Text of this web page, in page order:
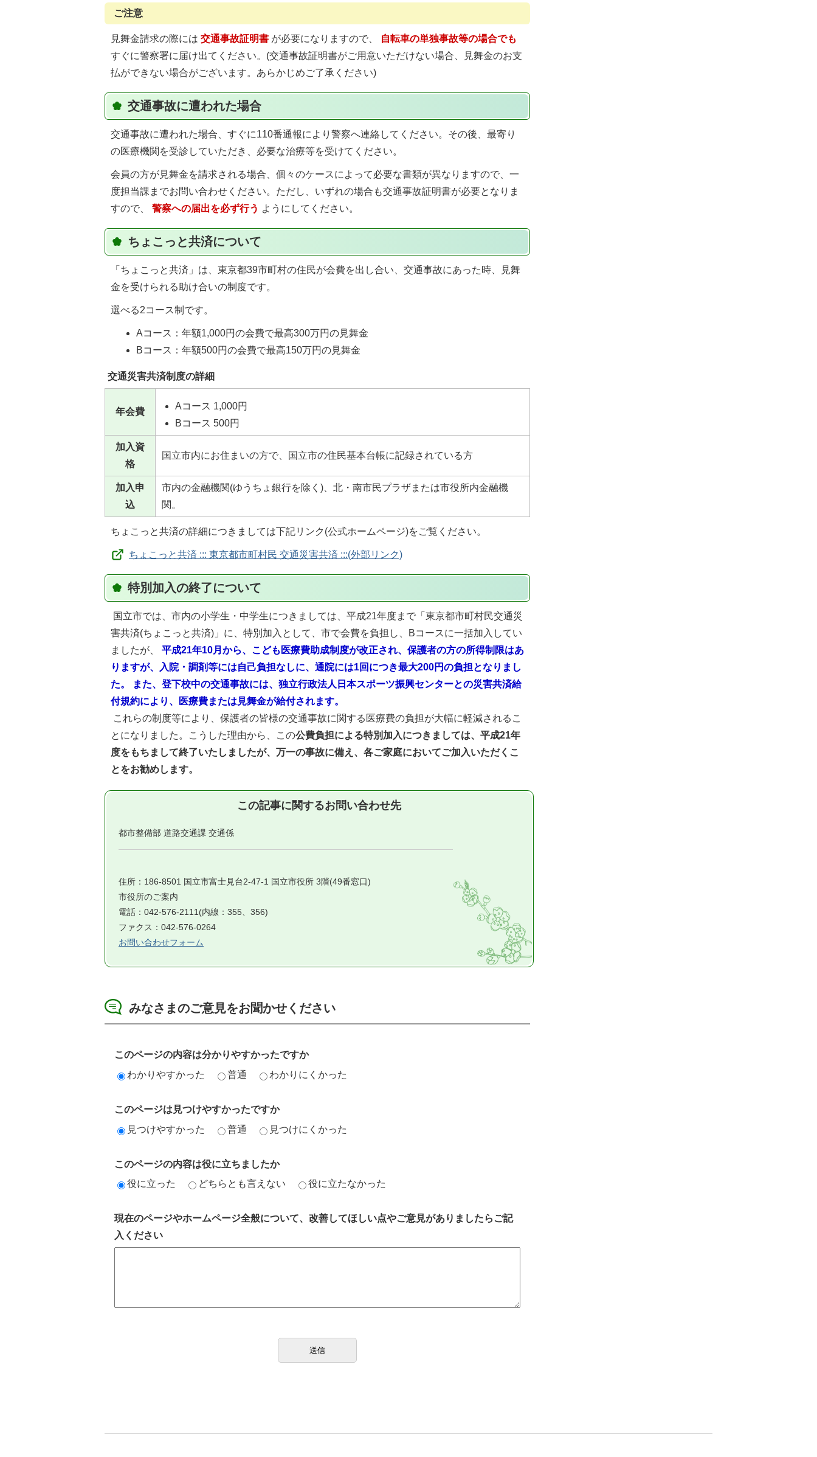
ご注意
見舞金請求の際には 交通事故証明書 が必要になりますので、
自転車の単独事故等の場合でも
すぐに警察署に届け出てください。(交通事故証明書がご用意いただけない場合、見舞金のお支
払ができない場合がございます。あらかじめご了承ください)
交通事故に遭われた場合
交通事故に遭われた場合、すぐに110番通報により警察へ連絡してください。その後、最寄り
の医療機関を受診していただき、必要な治療等を受けてください。
会員の方が見舞金を請求される場合、個々のケースによって必要な書類が異なりますので、一
度担当課までお問い合わせください。ただし、いずれの場合も交通事故証明書が必要となりま
すので、 警察への届出を必ず行う ようにしてください。
ちょこっと共済について
「ちょこっと共済」は、東京都39市町村の住民が会費を出し合い、交通事故にあった時、見舞
金を受けられる助け合いの制度です。
選べる2コース制です。
Aコース：年額1,000円の会費で最高300万円の見舞金
Bコース：年額500円の会費で最高150万円の見舞金
交通災害共済制度の詳細
年会費
Aコース 1,000円
Bコース 500円
加入資
格
国立市内にお住まいの方で、国立市の住民基本台帳に記録されている方
加入申
込
市内の金融機関(ゆうちょ銀行を除く)、北・南市民プラザまたは市役所内金融機
関。
ちょこっと共済の詳細につきましては下記リンク(公式ホームページ)をご覧ください。
ちょこっと共済 ::: 東京都市町村民 交通災害共済 :::(外部リンク)
特別加入の終了について
国立市では、市内の小学生・中学生につきましては、平成21年度まで「東京都市町村民交通災
害共済(ちょこっと共済)」に、特別加入として、市で会費を負担し、Bコースに一括加入してい
ましたが、 平成21年10月から、こども医療費助成制度が改正され、保護者の方の所得制限はあ
りますが、入院・調剤等には自己負担なしに、通院には1回につき最大200円の負担となりまし
た。 また、登下校中の交通事故には、独立行政法人日本スポーツ振興センターとの災害共済給
付規約により、医療費または見舞金が給付されます。
これらの制度等により、保護者の皆様の交通事故に関する医療費の負担が大幅に軽減されるこ
とになりました。こうした理由から、この公費負担による特別加入につきましては、平成21年
度をもちまして終了いたしましたが、万一の事故に備え、各ご家庭においてご加入いただくこ
とをお勧めします。
この記事に関するお問い合わせ先
都市整備部 道路交通課 交通係
住所：186-8501 国立市富士見台2-47-1 国立市役所 3階(49番窓口)
市役所のご案内
電話：042-576-2111(内線：355、356)
ファクス：042-576-0264
お問い合わせフォーム
みなさまのご意見をお聞かせください
このページの内容は分かりやすかったですか
わかりやすかった
普通 わかりにくかった
このページは見つけやすかったですか
見つけやすかった
普通 見つけにくかった
このページの内容は役に立ちましたか
役に立った
どちらとも言えない 役に立たなかった
現在のページやホームページ全般について、改善してほしい点やご意見がありましたらご記
入ください